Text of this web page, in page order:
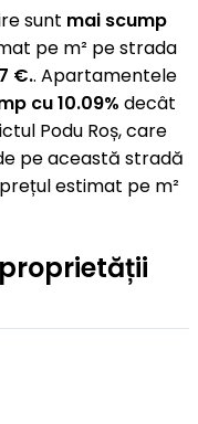
sunt mai scump
pe m² pe strada
€.. Apartamentele
cu 10.09% decât
Podu Roș, care
pe această stradă
estimat pe m²